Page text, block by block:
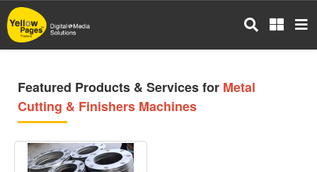
Skip
to
main
Featured Products & Services for Metal
Cutting & Finishers Machines